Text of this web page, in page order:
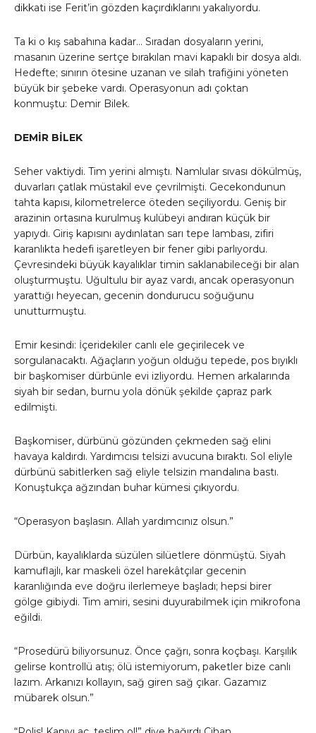
dikkati ise Ferit’in gözden kaçırdıklarını yakalıyordu.
Ta ki o kış sabahına kadar… Sıradan dosyaların yerini,
masanın üzerine sertçe bırakılan mavi kapaklı bir dosya aldı.
Hedefte; sınırın ötesine uzanan ve silah trafiğini yöneten
büyük bir şebeke vardı. Operasyonun adı çoktan
konmuştu: Demir Bilek.
DEMİR BİLEK
Seher vaktiydi. Tim yerini almıştı. Namlular sıvası dökülmüş,
duvarları çatlak müstakil eve çevrilmişti. Gecekondunun
tahta kapısı, kilometrelerce öteden seçiliyordu. Geniş bir
arazinin ortasına kurulmuş kulübeyi andıran küçük bir
yapıydı. Giriş kapısını aydınlatan sarı tepe lambası, zifiri
karanlıkta hedefi işaretleyen bir fener gibi parlıyordu.
Çevresindeki büyük kayalıklar timin saklanabileceği bir alan
oluşturmuştu. Uğultulu bir ayaz vardı, ancak operasyonun
yarattığı heyecan, gecenin dondurucu soğuğunu
unutturmuştu.
Emir kesindi: İçeridekiler canlı ele geçirilecek ve
sorgulanacaktı. Ağaçların yoğun olduğu tepede, pos bıyıklı
bir başkomiser dürbünle evi izliyordu. Hemen arkalarında
siyah bir sedan, burnu yola dönük şekilde çapraz park
edilmişti.
Başkomiser, dürbünü gözünden çekmeden sağ elini
havaya kaldırdı. Yardımcısı telsizi avucuna bıraktı. Sol eliyle
dürbünü sabitlerken sağ eliyle telsizin mandalına bastı.
Konuştukça ağzından buhar kümesi çıkıyordu.
“Operasyon başlasın. Allah yardımcınız olsun.”
Dürbün, kayalıklarda süzülen silüetlere dönmüştü. Siyah
kamuflajlı, kar maskeli özel harekâtçılar gecenin
karanlığında eve doğru ilerlemeye başladı; hepsi birer
gölge gibiydi. Tim amiri, sesini duyurabilmek için mikrofona
eğildi.
“Prosedürü biliyorsunuz. Önce çağrı, sonra koçbaşı. Karşılık
gelirse kontrollü atış; ölü istemiyorum, paketler bize canlı
lazım. Arkanızı kollayın, sağ giren sağ çıkar. Gazamız
mübarek olsun.”